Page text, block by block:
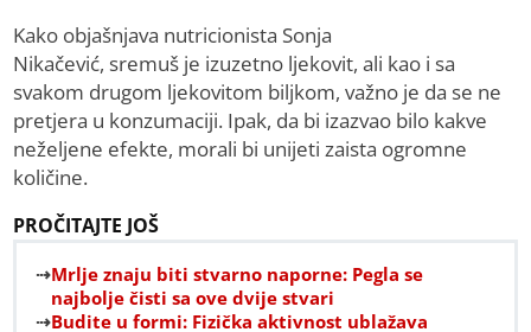
Kako objašnjava nutricionista Sonja
Nikačević, sremuš je izuzetno ljekovit, ali kao i sa
svakom drugom ljekovitom biljkom, važno je da se ne
pretjera u konzumaciji. Ipak, da bi izazvao bilo kakve
neželjene efekte, morali bi unijeti zaista ogromne
količine.
PROČITAJTE JOŠ
Mrlje znaju biti stvarno naporne: Pegla se
najbolje čisti sa ove dvije stvari
Budite u formi: Fizička aktivnost ublažava